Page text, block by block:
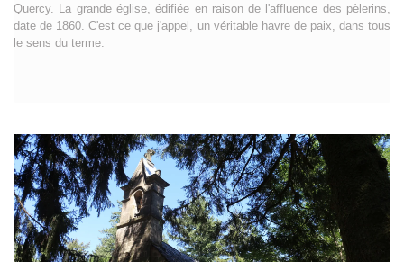
Quercy. La grande église, édifiée en raison de l'affluence des pèlerins,
date de 1860. C'est ce que j'appel, un véritable havre de paix, dans tous
le sens du terme.